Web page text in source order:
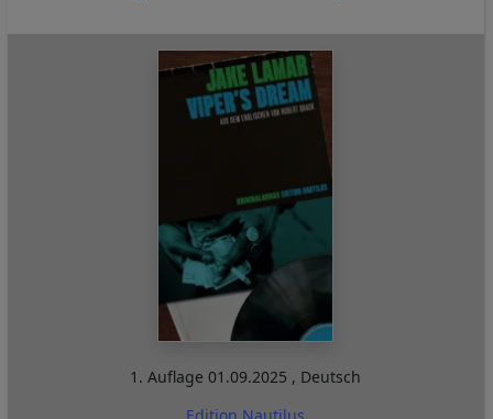
1. Auflage01.09.2025 , Deutsch